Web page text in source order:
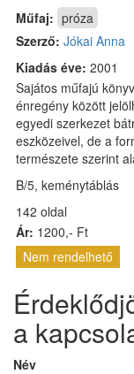
Műfaj: próza
Szerző: Jókai Anna
Kiadás éve: 2001
Sajátos műfajú
énregény között
egyedi szerkezet
eszközeivel, de a
természete szerint
B/5, keménytáblás
142 oldal
Ár: 1200,- Ft
Nem rendelhető
a
Név